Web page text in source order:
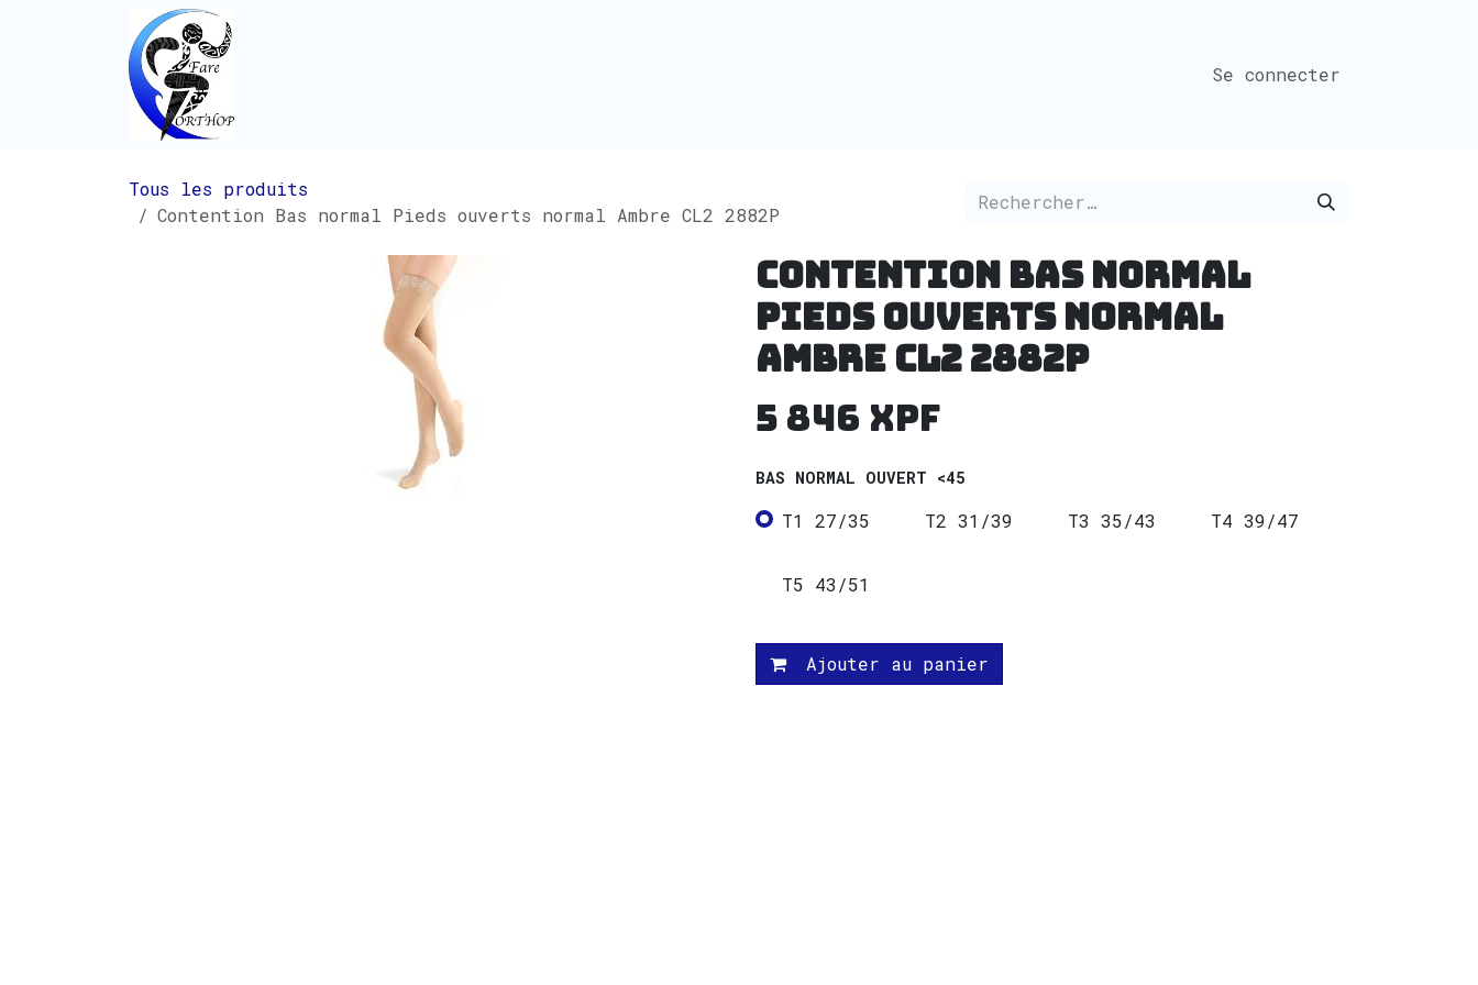
Se rendre au contenu
Se connecter
Tous les produits
Contention Bas normal Pieds ouverts normal Ambre CL2 2882P
Contention Bas normal
Pieds ouverts normal
Ambre CL2 2882P
5 846 XPF
BAS NORMAL OUVERT <45
T1 27/35 T2 31/39 T3 35/43 T4 39/47
T5 43/51
Ajouter au panier